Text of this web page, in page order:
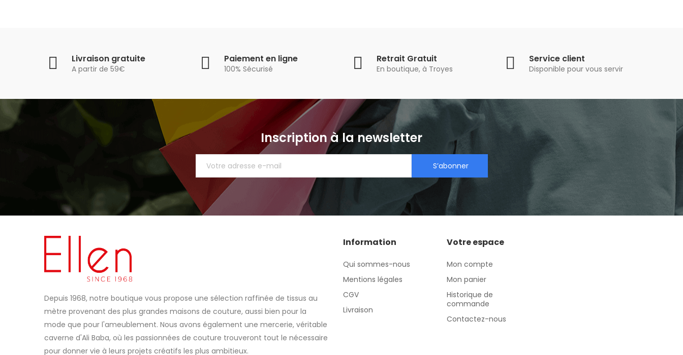
Livraison gratuite
A partir de 59€
Paiement en ligne
100% Sécurisé
Retrait Gratuit
En boutique, à Troyes
Service client
Disponible pour vous servir
Inscription à la newsletter
S’abonner
Depuis 1968, notre boutique vous propose une sélection raffinée de tissus au
mètre provenant des plus grandes maisons de couture, aussi bien pour la
mode que pour l'ameublement. Nous avons également une mercerie, véritable
caverne d'Ali Baba, où les passionnées de couture trouveront tout le nécessaire
pour donner vie à leurs projets créatifs les plus ambitieux.
Information
Qui sommes-nous
Mentions légales
CGV
Livraison
Votre espace
Mon compte
Mon panier
Historique de
commande
Contactez-nous